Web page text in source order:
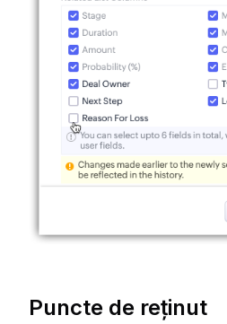
Puncte de reținut